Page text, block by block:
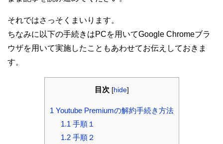
それではさっそくまいります。
ちなみに以下の手続きはPCを用いてGoogle Chromeブラ
ウザを用いて実施したこともあわせてお伝えしておきま
す。
目次 [hide]
1 Youtube Premiumの解約手続き方法
1.1 手順１
1.2 手順２